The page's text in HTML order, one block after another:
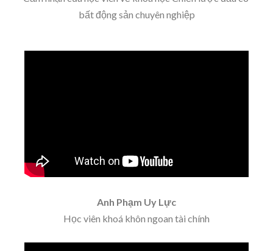
bất động sản chuyên nghiệp
Anh Phạm Uy Lực
Học viên khoá khôn ngoan tài chính